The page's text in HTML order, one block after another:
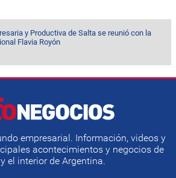
y Productiva de Salta se reunió con la
Flavia Royón
empresarial. Información, videos y
acontecimientos y negocios de
el interior de Argentina.